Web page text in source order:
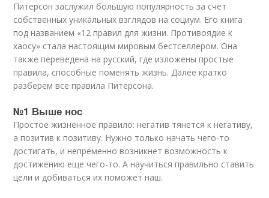
Питерсон заслужил большую популярность за счет
собственных уникальных взглядов на социум. Его книга
под названием «12 правил для жизни. Противоядие к
хаосу» стала настоящим мировым бестселлером. Она
также переведена на русский, где изложены простые
правила, способные поменять жизнь. Далее кратко
разберем все правила Питерсона.
№1 Выше нос
Простое жизненное правило: негатив тянется к негативу,
а позитив к позитиву. Нужно только начать чего-то
достигать, и непременно возникнет возможность к
достижению еще чего-то. А научиться правильно ставить
цели и добиваться их поможет наш.